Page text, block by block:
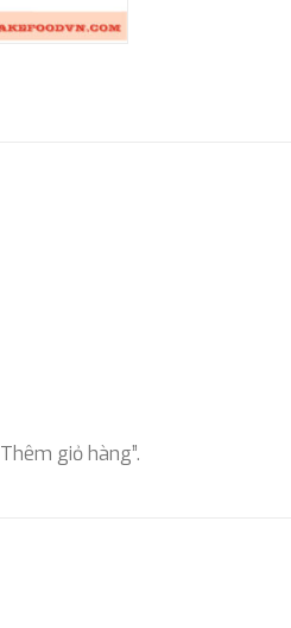
giỏ hàng”.